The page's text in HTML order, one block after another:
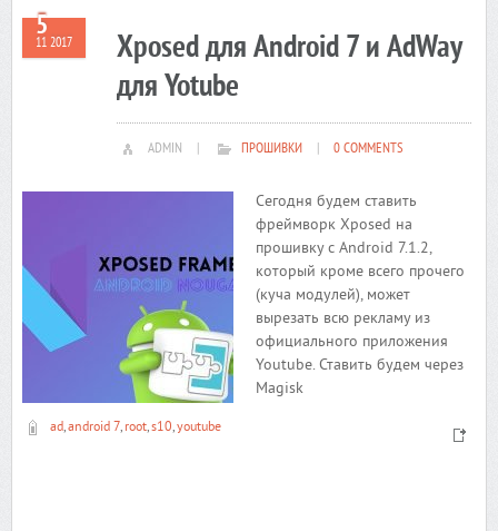
5
11 2017
Xposed для Android 7 и AdWay
для Yotube
ADMIN ПРОШИВКИ 0 COMMENTS
Сегодня будем ставить
фреймворк Xposed на
прошивку с Android 7.1.2,
который кроме всего прочего
(куча модулей), может
вырезать всю рекламу из
официального приложения
Youtube. Ставить будем через
Magisk
ad,android 7, root,s10,youtube